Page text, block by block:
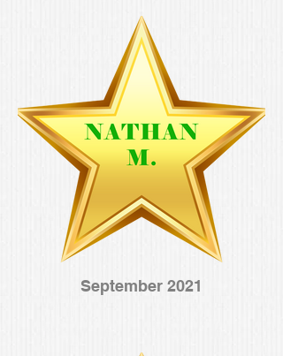
September 2021